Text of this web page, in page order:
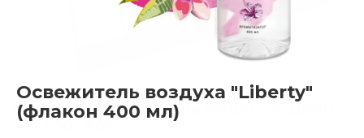
Освежитель воздуха "Liberty"
(флакон 400 мл)
Полотенцесушитель водяной Двин
TG 500x800